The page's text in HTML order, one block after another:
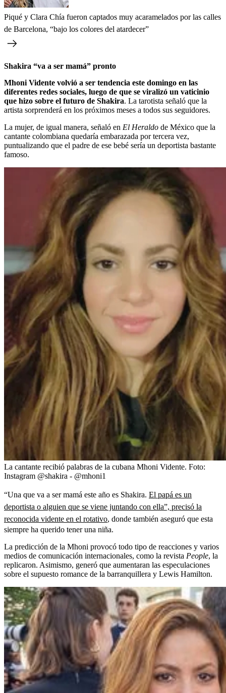
Piqué y Clara Chía fueron captados muy acaramelados por las calles
de Barcelona, “bajo los colores del atardecer”
Shakira “va a ser mamá” pronto
Mhoni Vidente volvió a ser tendencia este domingo en las
diferentes redes sociales, luego de que se viralizó un vaticinio
que hizo sobre el futuro de Shakira. La tarotista señaló que la
artista sorprenderá en los próximos meses a todos sus seguidores.
La mujer, de igual manera, señaló en El Heraldo de México que la
cantante colombiana quedaría embarazada por tercera vez,
puntualizando que el padre de ese bebé sería un deportista bastante
famoso.
La cantante recibió palabras de la cubana Mhoni Vidente. Foto:
Instagram @shakira - @mhoni1
“Una que va a ser mamá este año es Shakira. El papá es un
deportista o alguien que se viene juntando con ella”, precisó la
reconocida vidente en el rotativo, donde también aseguró que esta
siempre ha querido tener una niña.
La predicción de la Mhoni provocó todo tipo de reacciones y varios
medios de comunicación internacionales, como la revista People, la
replicaron. Asimismo, generó que aumentaran las especulaciones
sobre el supuesto romance de la barranquillera y Lewis Hamilton.